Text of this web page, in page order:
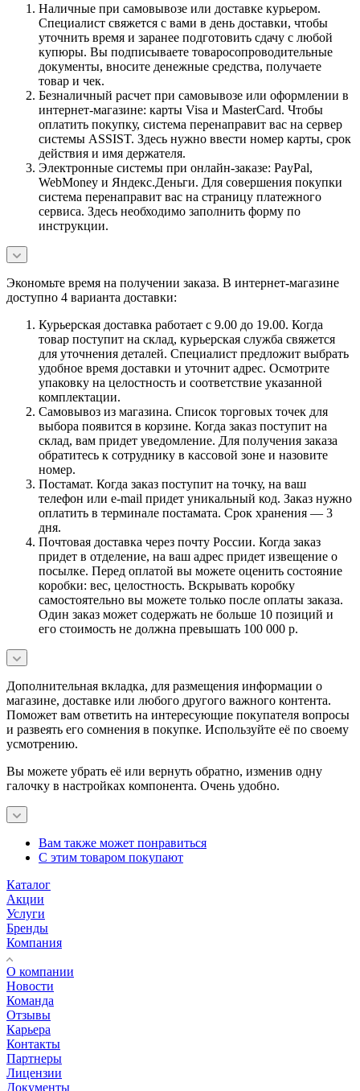
Наличные при самовывозе или доставке курьером.
Специалист свяжется с вами в день доставки, чтобы
уточнить время и заранее подготовить сдачу с любой
купюры. Вы подписываете товаросопроводительные
документы, вносите денежные средства, получаете
товар и чек.
Безналичный расчет при самовывозе или оформлении в
интернет-магазине: карты Visa и MasterCard. Чтобы
оплатить покупку, система перенаправит вас на сервер
системы ASSIST. Здесь нужно ввести номер карты, срок
действия и имя держателя.
Электронные системы при онлайн-заказе: PayPal,
WebMoney и Яндекс.Деньги. Для совершения покупки
система перенаправит вас на страницу платежного
сервиса. Здесь необходимо заполнить форму по
инструкции.
Экономьте время на получении заказа. В интернет-магазине
доступно 4 варианта доставки:
Курьерская доставка работает с 9.00 до 19.00. Когда
товар поступит на склад, курьерская служба свяжется
для уточнения деталей. Специалист предложит выбрать
удобное время доставки и уточнит адрес. Осмотрите
упаковку на целостность и соответствие указанной
комплектации.
Самовывоз из магазина. Список торговых точек для
выбора появится в корзине. Когда заказ поступит на
склад, вам придет уведомление. Для получения заказа
обратитесь к сотруднику в кассовой зоне и назовите
номер.
Постамат. Когда заказ поступит на точку, на ваш
телефон или e-mail придет уникальный код. Заказ нужно
оплатить в терминале постамата. Срок хранения — 3
дня.
Почтовая доставка через почту России. Когда заказ
придет в отделение, на ваш адрес придет извещение о
посылке. Перед оплатой вы можете оценить состояние
коробки: вес, целостность. Вскрывать коробку
самостоятельно вы можете только после оплаты заказа.
Один заказ может содержать не больше 10 позиций и
его стоимость не должна превышать 100 000 р.
Дополнительная вкладка, для размещения информации о
магазине, доставке или любого другого важного контента.
Поможет вам ответить на интересующие покупателя вопросы
и развеять его сомнения в покупке. Используйте её по своему
усмотрению.
Вы можете убрать её или вернуть обратно, изменив одну
галочку в настройках компонента. Очень удобно.
Вам также может понравиться
С этим товаром покупают
Каталог
Акции
Услуги
Бренды
Компания
О компании
Новости
Команда
Отзывы
Карьера
Контакты
Партнеры
Лицензии
Документы